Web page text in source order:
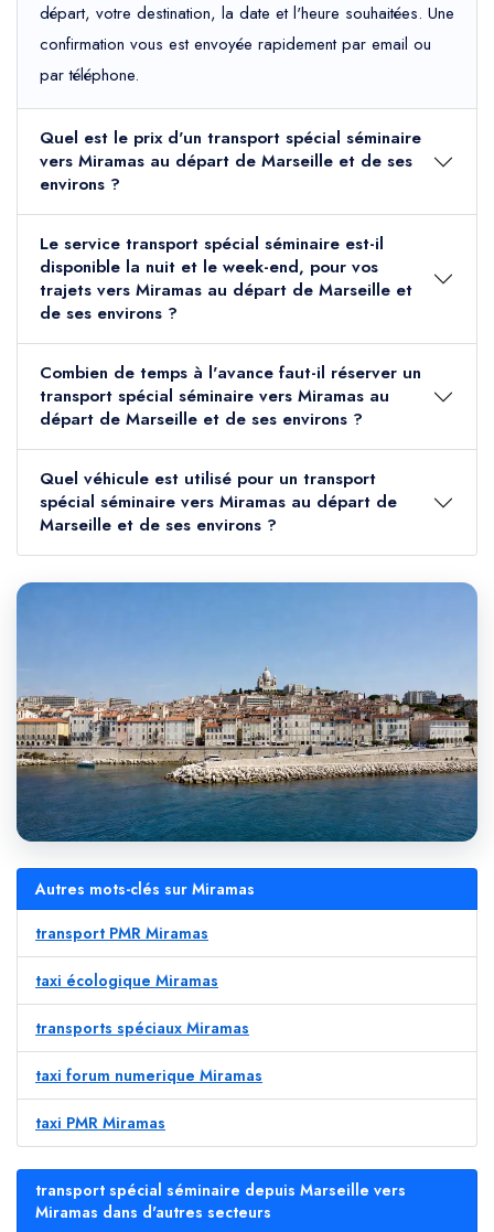
départ, votre destination, la date et l'heure souhaitées. Une
confirmation vous est envoyée rapidement par email ou
par téléphone.
Quel est le prix d'un transport spécial séminaire
vers Miramas au départ de Marseille et de ses
environs ?
Le service transport spécial séminaire est-il
disponible la nuit et le week-end, pour vos
trajets vers Miramas au départ de Marseille et
de ses environs ?
Combien de temps à l'avance faut-il réserver un
transport spécial séminaire vers Miramas au
départ de Marseille et de ses environs ?
Quel véhicule est utilisé pour un transport
spécial séminaire vers Miramas au départ de
Marseille et de ses environs ?
Autres mots-clés sur Miramas
transport PMR Miramas
taxi écologique Miramas
transports spéciaux Miramas
taxi forum numerique Miramas
taxi PMR Miramas
transport spécial séminaire depuis Marseille vers
Miramas dans d'autres secteurs